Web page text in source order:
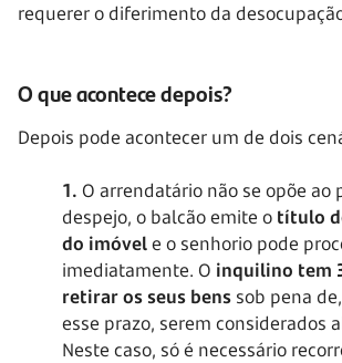
requerer o diferimento da
O que acontece depois?
Depois pode acontecer um de dois
1. O arrendatário não se opõe ao
despejo, o balcão emite o título
do imóvele o senhorio pode
imediatamente. O inquilino tem
retirar os seus bens sob pena
esse prazo, serem considerados
Neste caso, só é necessário